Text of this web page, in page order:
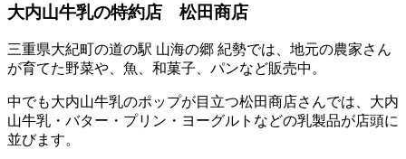
大内山牛乳の特約店 松田商店
三重県大紀町の道の駅 山海の郷 紀勢では、地元の農家さん
が育てた野菜や、魚、和菓子、パンなど販売中。
中でも大内山牛乳のポップが目立つ松田商店さんでは、大内
山牛乳・バター・プリン・ヨーグルトなどの乳製品が店頭に
並びます。